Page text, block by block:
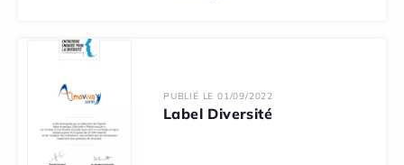
PUBLIÉ LE 01/09/2022
Label Diversité